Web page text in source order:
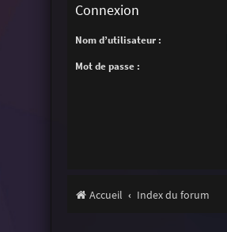
Connexion
Nom d’utilisateur :
Mot de passe :
Accueil Index du forum